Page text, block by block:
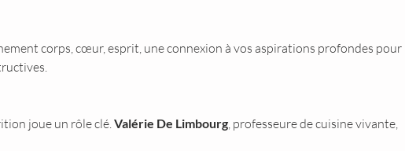
corps, cœur, esprit, une connexion à vos aspirations profondes pour
joue un rôle clé. Valérie De Limbourg, professeure de cuisine vivante,